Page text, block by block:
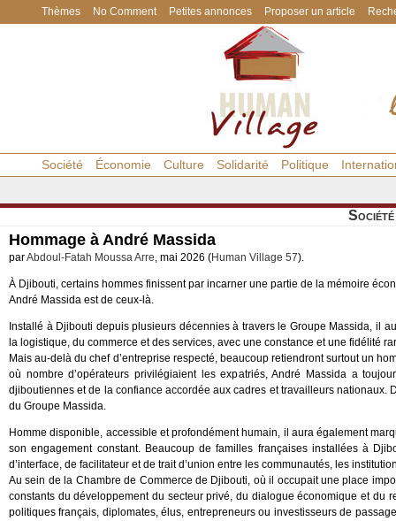
Thèmes No Comment Petites annonces Proposer un article
Société Économie Culture Solidarité Politique
Société
Hommage à André Massida
parAbdoul-Fatah Moussa Arre, mai 2026 (Human Village 57).
À Djibouti, certains hommes finissent par incarner une partie de la mémoire
André Massida est de ceux-là.
Installé à Djibouti depuis plusieurs décennies à travers le Groupe Massida, il
la logistique, du commerce et des services, avec une constance et une fidélité
Mais au-delà du chef d’entreprise respecté, beaucoup retiendront surtout un
où nombre d’opérateurs privilégiaient les expatriés, André Massida a
djiboutiennes et de la confiance accordée aux cadres et travailleurs
du Groupe Massida.
Homme disponible, accessible et profondément humain, il aura également
son engagement constant. Beaucoup de familles françaises installées à
d’interface, de facilitateur et de trait d’union entre les communautés, les
Au sein de la Chambre de Commerce de Djibouti, où il occupait une place
constants du développement du secteur privé, du dialogue économique et du
politiques français, diplomates, élus, entrepreneurs ou investisseurs de